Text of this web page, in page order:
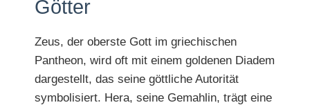
Götter
Zeus, der oberste Gott im griechischen
Pantheon, wird oft mit einem goldenen Diadem
dargestellt, das seine göttliche Autorität
symbolisiert. Hera, seine Gemahlin, trägt eine